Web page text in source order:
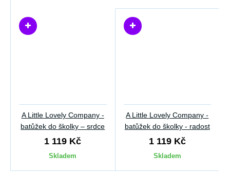
A Little Lovely Company -
batůžek do školky – srdce
1 119 Kč
Skladem
A Little Lovely Company -
batůžek do školky - radost
1 119 Kč
Skladem